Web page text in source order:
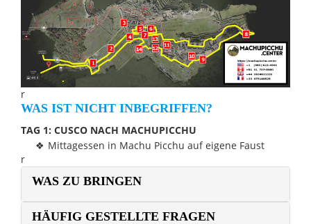
r
WAS IST NICHT INBEGRIFFEN?
TAG 1: CUSCO NACH MACHUPICCHU
Mittagessen in Machu Picchu auf eigene Faust
r
WAS ZU BRINGEN
HÄUFIG GESTELLTE FRAGEN